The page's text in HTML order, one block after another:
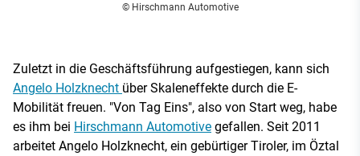
© Hirschmann Automotive
Zuletzt in die Geschäftsführung aufgestiegen, kann sich
Angelo Holzknecht über Skaleneffekte durch die E-
Mobilität freuen. "Von Tag Eins", also von Start weg, habe
es ihm bei Hirschmann Automotive gefallen. Seit 2011
arbeitet Angelo Holzknecht, ein gebürtiger Tiroler, im Öztal